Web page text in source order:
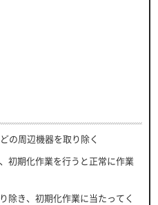
の周辺機器を取り除く
初期化作業を行うと正常に作業
除き、初期化作業に当たってく